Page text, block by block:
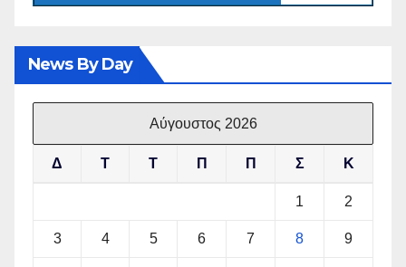
News By Day
Αύγουστος 2026
Δ Τ Τ Π Π Σ Κ
1 2
3 4 5 6 7 8 9